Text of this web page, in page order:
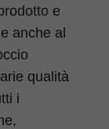
e
anche al
qualità
i